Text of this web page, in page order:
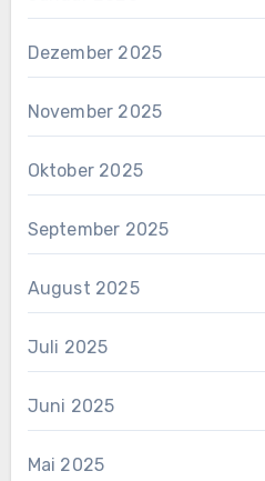
Dezember 2025
November 2025
Oktober 2025
September 2025
August 2025
Juli 2025
Juni 2025
Mai 2025